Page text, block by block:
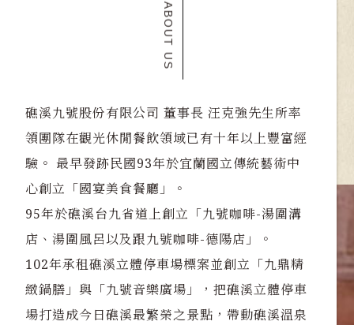
ABOUT US
礁溪九號股份有限公司 董事長 汪克強先生所率
領團隊在觀光休閒餐飲領域已有十年以上豐富經
驗。 最早發跡民國93年於宜蘭國立傳統藝術中
心創立「國宴美食餐廳」。
95年於礁溪台九省道上創立「九號咖啡-湯圍溝
店、湯圍風呂以及跟九號咖啡-德陽店」。
102年承租礁溪立體停車場標案並創立「九鼎精
緻鍋膳」與「九號音樂廣場」，把礁溪立體停車
場打造成今日礁溪最繁榮之景點，帶動礁溪溫泉